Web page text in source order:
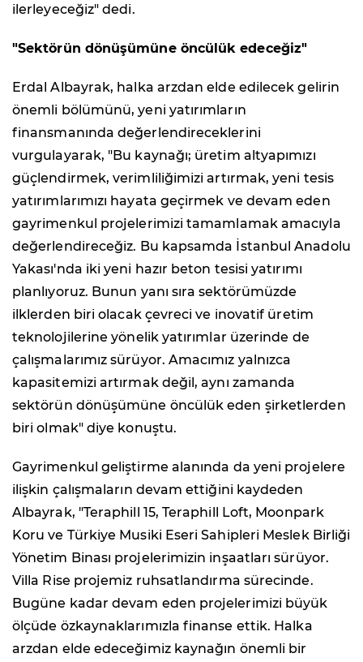
ilerleyeceğiz" dedi.
"Sektörün dönüşümüne öncülük edeceğiz"
Erdal Albayrak, halka arzdan elde edilecek gelirin
önemli bölümünü, yeni yatırımların
finansmanında değerlendireceklerini
vurgulayarak, "Bu kaynağı; üretim altyapımızı
güçlendirmek, verimliliğimizi artırmak, yeni tesis
yatırımlarımızı hayata geçirmek ve devam eden
gayrimenkul projelerimizi tamamlamak amacıyla
değerlendireceğiz. Bu kapsamda İstanbul Anadolu
Yakası'nda iki yeni hazır beton tesisi yatırımı
planlıyoruz. Bunun yanı sıra sektörümüzde
ilklerden biri olacak çevreci ve inovatif üretim
teknolojilerine yönelik yatırımlar üzerinde de
çalışmalarımız sürüyor. Amacımız yalnızca
kapasitemizi artırmak değil, aynı zamanda
sektörün dönüşümüne öncülük eden şirketlerden
biri olmak" diye konuştu.
Gayrimenkul geliştirme alanında da yeni projelere
ilişkin çalışmaların devam ettiğini kaydeden
Albayrak, "Teraphill 15, Teraphill Loft, Moonpark
Koru ve Türkiye Musiki Eseri Sahipleri Meslek Birliği
Yönetim Binası projelerimizin inşaatları sürüyor.
Villa Rise projemiz ruhsatlandırma sürecinde.
Bugüne kadar devam eden projelerimizi büyük
ölçüde özkaynaklarımızla finanse ettik. Halka
arzdan elde edeceğimiz kaynağın önemli bir